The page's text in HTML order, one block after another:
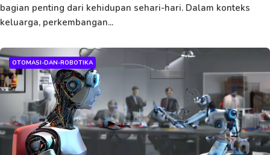
bagian penting dari kehidupan sehari-hari. Dalam konteks
keluarga, perkembangan...
OTOMASI-DAN-ROBOTIKA